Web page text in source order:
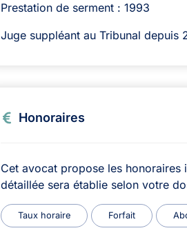
Prestation de serment : 1993
Juge suppléant au Tribunal depuis
Honoraires
Cet avocat propose les
détaillée sera établie selon votre
Taux horaire Forfait